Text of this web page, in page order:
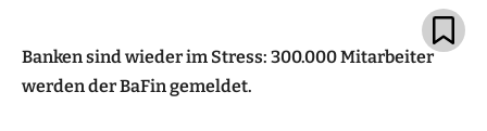
Banken sind wieder im Stress: 300.000 Mitarbeiter
werden der BaFin gemeldet.